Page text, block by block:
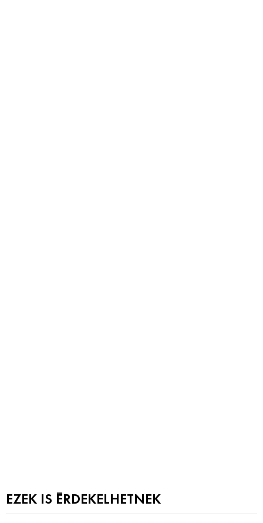
EZEK IS ÉRDEKELHETNEK